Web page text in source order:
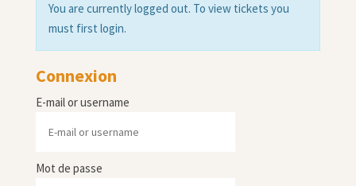
You are currently logged out. To view tickets you
must first login.
Connexion
E-mail or username
Mot de passe